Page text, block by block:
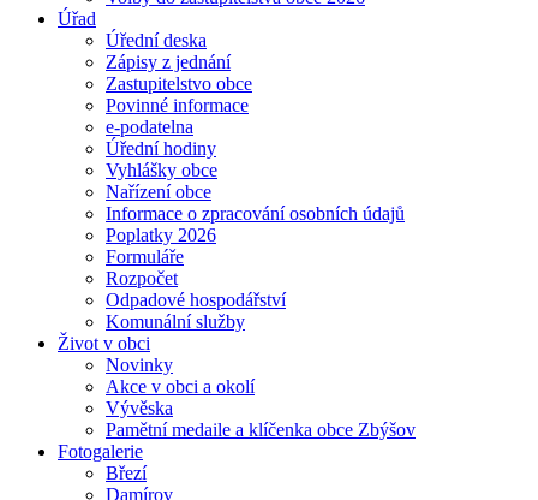
Úřad
Úřední deska
Zápisy z jednání
Zastupitelstvo obce
Povinné informace
e-podatelna
Úřední hodiny
Vyhlášky obce
Nařízení obce
Informace o zpracování osobních údajů
Poplatky 2026
Formuláře
Rozpočet
Odpadové hospodářství
Komunální služby
Život v obci
Novinky
Akce v obci a okolí
Vývěska
Pamětní medaile a klíčenka obce Zbýšov
Fotogalerie
Březí
Damírov